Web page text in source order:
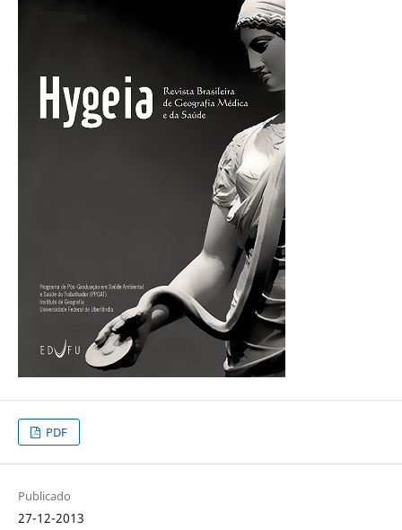
PDF
Publicado
27-12-2013